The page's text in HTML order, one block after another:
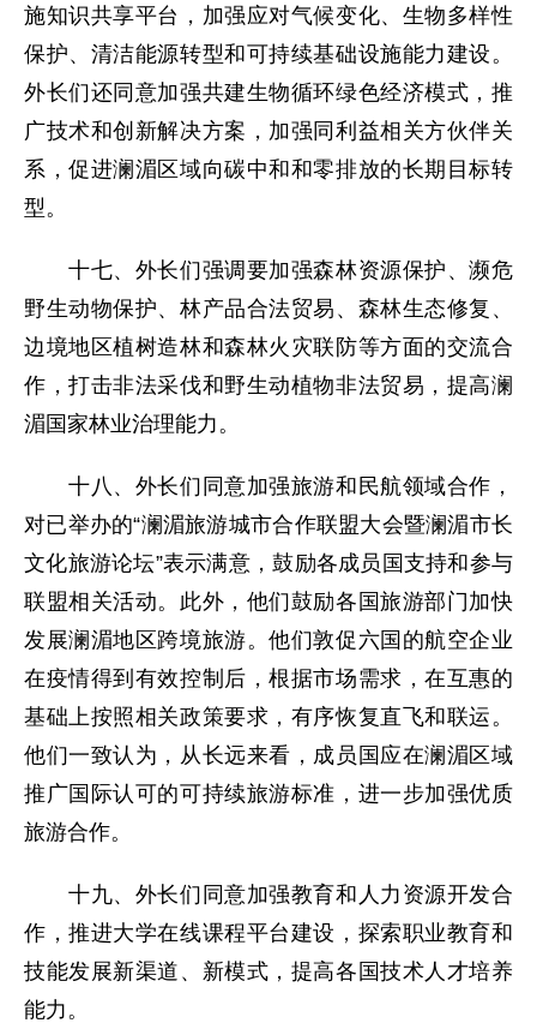
施知识共享平台，加强应对气候变化、生物多样性
保护、清洁能源转型和可持续基础设施能力建设。
外长们还同意加强共建生物循环绿色经济模式，推
广技术和创新解决方案，加强同利益相关方伙伴关
系，促进澜湄区域向碳中和和零排放的长期目标转
型。
十七、外长们强调要加强森林资源保护、濒危
野生动物保护、林产品合法贸易、森林生态修复、
边境地区植树造林和森林火灾联防等方面的交流合
作，打击非法采伐和野生动植物非法贸易，提高澜
湄国家林业治理能力。
十八、外长们同意加强旅游和民航领域合作，
对已举办的“澜湄旅游城市合作联盟大会暨澜湄市长
文化旅游论坛”表示满意，鼓励各成员国支持和参与
联盟相关活动。此外，他们鼓励各国旅游部门加快
发展澜湄地区跨境旅游。他们敦促六国的航空企业
在疫情得到有效控制后，根据市场需求，在互惠的
基础上按照相关政策要求，有序恢复直飞和联运。
他们一致认为，从长远来看，成员国应在澜湄区域
推广国际认可的可持续旅游标准，进一步加强优质
旅游合作。
十九、外长们同意加强教育和人力资源开发合
作，推进大学在线课程平台建设，探索职业教育和
技能发展新渠道、新模式，提高各国技术人才培养
能力。